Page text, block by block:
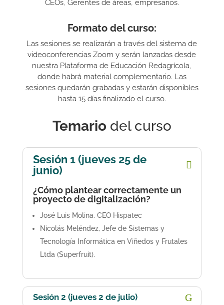
CEOs, Gerentes de áreas, empresarios.
Formato del curso:
Las sesiones se realizarán a través del sistema de
videoconferencias Zoom y serán lanzadas desde
nuestra Plataforma de Educación Redagrícola,
donde habrá material complementario. Las
sesiones quedarán grabadas y estarán disponibles
hasta 15 días finalizado el curso.
Temariodel curso
Sesión 1 (jueves 25 de
junio)
¿Cómo plantear correctamente un
proyecto de digitalización?
José Luis Molina. CEO Hispatec
Nicolás Meléndez, Jefe de Sistemas y
Tecnología Informática en Viñedos y Frutales
Ltda (Superfruit).
Sesión 2 (jueves 2 de julio)